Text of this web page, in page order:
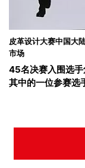
皮革设计大赛中国大
市场
45名决赛入围选
其中的一位参赛选